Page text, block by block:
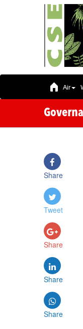
Air
Share
Tweet
Share
Share
Share